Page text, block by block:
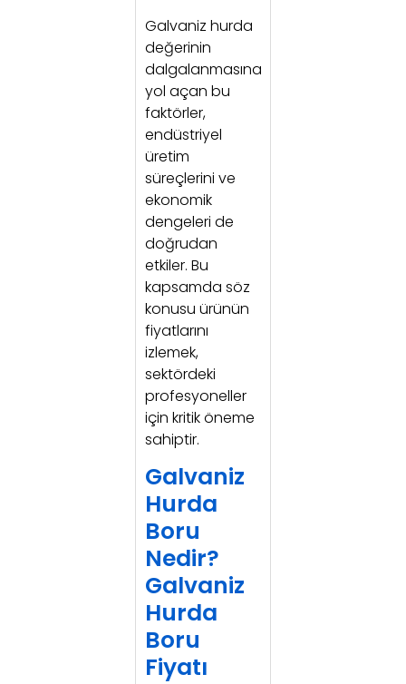
Galvaniz hurda
değerinin
dalgalanmasına
yol açan bu
faktörler,
endüstriyel
üretim
süreçlerini ve
ekonomik
dengeleri de
doğrudan
etkiler. Bu
kapsamda söz
konusu ürünün
fiyatlarını
izlemek,
sektördeki
profesyoneller
için kritik öneme
sahiptir.
Galvaniz
Hurda
Boru
Nedir?
Galvaniz
Hurda
Boru
Fiyatı